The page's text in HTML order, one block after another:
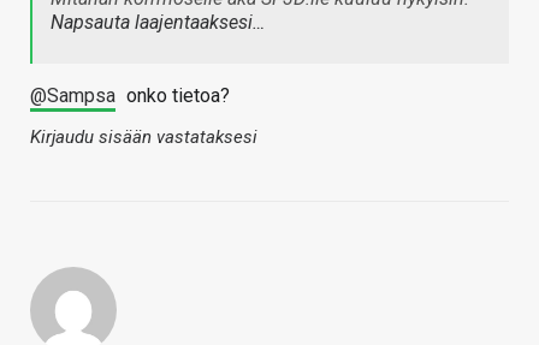
Napsauta laajentaaksesi…
@Sampsa onko tietoa?
Kirjaudu sisään vastataksesi